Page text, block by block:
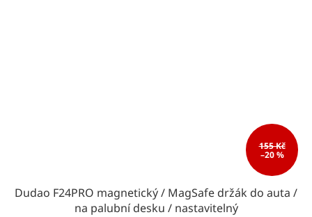
155 Kč
–20 %
Dudao F24PRO magnetický / MagSafe držák do auta /
na palubní desku / nastavitelný